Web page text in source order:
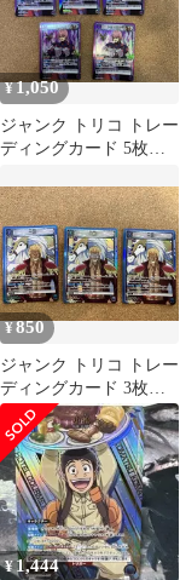
¥1,050
ジャンク トリコ トレー
ディングカード 5枚セ
¥850
ジャンク トリコ トレー
ディングカード 3枚セ
ット ユニオンアリーナ
¥1,444